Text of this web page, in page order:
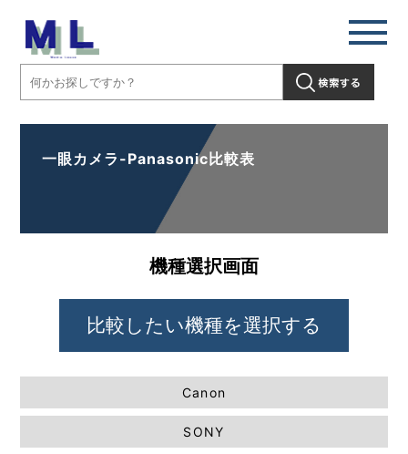
一眼カメラ-Panasonic比較表
機種選択画面
Canon
SONY